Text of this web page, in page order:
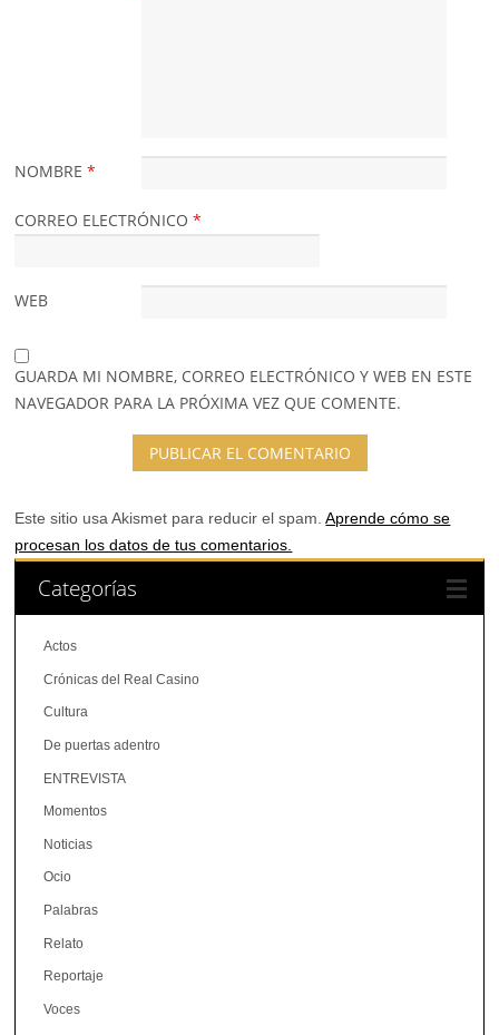
NOMBRE*
CORREO ELECTRÓNICO*
WEB
GUARDA MI NOMBRE, CORREO ELECTRÓNICO Y WEB EN ESTE
NAVEGADOR PARA LA PRÓXIMA VEZ QUE COMENTE.
Este sitio usa Akismet para reducir el spam.Aprende cómo se
procesan los datos de tus comentarios.
Categorías
Actos
Crónicas del Real Casino
Cultura
De puertas adentro
ENTREVISTA
Momentos
Noticias
Ocio
Palabras
Relato
Reportaje
Voces